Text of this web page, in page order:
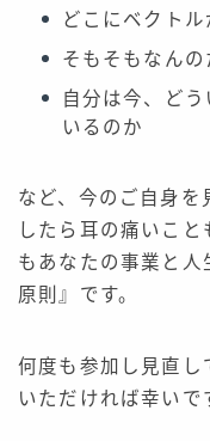
どこにベクト
そもそもなん
自分は今、ど
いるのか
など、今のご自身を
したら耳の痛いこ
もあなたの事業と人
原則』です。
何度も参加し見直し
いただければ幸いで